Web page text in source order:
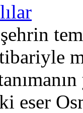
şehrin
eser